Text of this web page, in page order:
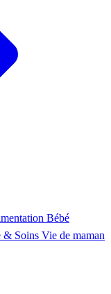
Bébé
& Soins Vie de maman